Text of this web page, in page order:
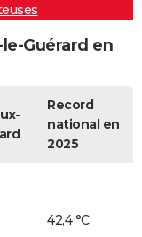
Guérard en
Record
national en
2025
42,4 °C